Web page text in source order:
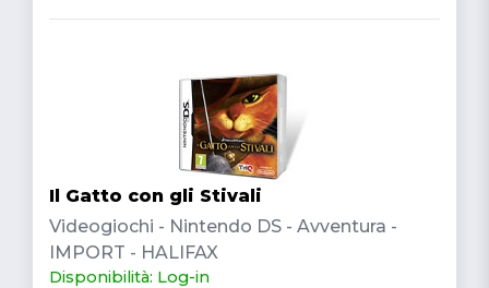
Il Gatto con gli Stivali
Videogiochi - Nintendo DS - Avventura -
IMPORT - HALIFAX
Disponibilità: Log-in